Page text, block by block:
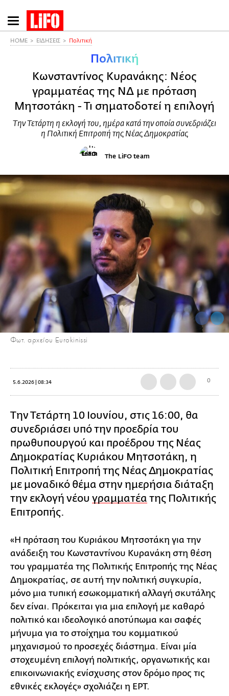
Παράκαμψη
προς
HOME ΕΙΔΗΣΕΙΣ Πολιτική
Πολιτική
Κωνσταντίνος Κυρανάκης: Νέος
γραμματέας της ΝΔ με πρόταση
Μητσοτάκη - Τι σηματοδοτεί η επιλογή
Την Τετάρτη η εκλογή του, ημέρα κατά την οποία συνεδριάζει
η Πολιτική Επιτροπή της Νέας Δημοκρατίας
The LiFO team
Φωτ. αρχείου Eurokinissi
5.6.2026 | 08:34 0
Την Τετάρτη 10 Ιουνίου, στις 16:00, θα
συνεδριάσει υπό την προεδρία του
πρωθυπουργού και προέδρου της Νέας
Δημοκρατίας Κυριάκου Μητσοτάκη, η
Πολιτική Επιτροπή της Νέας Δημοκρατίας
με μοναδικό θέμα στην ημερήσια διάταξη
την εκλογή νέου γραμματέα της Πολιτικής
Επιτροπής.
«Η πρόταση του Κυριάκου Μητσοτάκη για την
ανάδειξη του Κωνσταντίνου Κυρανάκη στη θέση
του γραμματέα της Πολιτικής Επιτροπής της Νέας
Δημοκρατίας, σε αυτή την πολιτική συγκυρία,
μόνο μια τυπική εσωκομματική αλλαγή σκυτάλης
δεν είναι. Πρόκειται για μια επιλογή με καθαρό
πολιτικό και ιδεολογικό αποτύπωμα και σαφές
μήνυμα για το στοίχημα του κομματικού
μηχανισμού το προσεχές διάστημα. Είναι μία
στοχευμένη επιλογή πολιτικής, οργανωτικής και
επικοινωνιακής ενίσχυσης στον δρόμο προς τις
εθνικές εκλογές» σχολιάζει η ΕΡΤ.